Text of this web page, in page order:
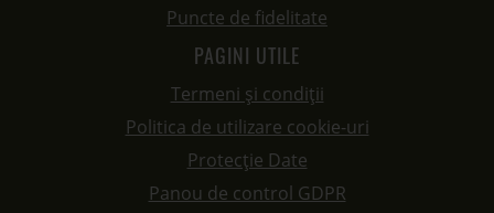
Puncte de fidelitate
PAGINI UTILE
Termeni și condiții
Politica de utilizare cookie-uri
Protecție Date
Panou de control GDPR